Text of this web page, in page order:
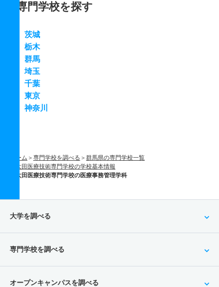
専門学校を探す
茨城
栃木
群馬
埼玉
千葉
東京
神奈川
ホーム 専門学校を調べる
群馬県の専門学校一覧
太田医療技術専門学校の学校基本情報
太田医療技術専門学校の医療事務管理学科
大学を調べる
専門学校を調べる
オープンキャンパスを調べる